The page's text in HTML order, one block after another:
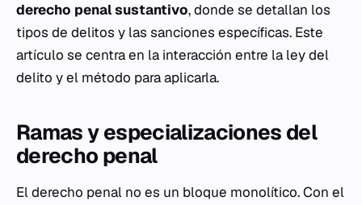
derecho penal sustantivo, donde se detallan los
tipos de delitos y las sanciones específicas. Este
artículo se centra en la interacción entre la ley del
delito y el método para aplicarla.
Ramas y especializaciones del
derecho penal
El derecho penal no es un bloque monolítico. Con el